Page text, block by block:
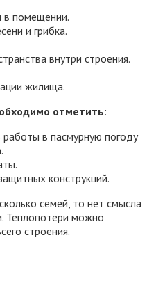
в помещении.
и грибка.
внутри строения.
жилища.
отметить:
в пасмурную погоду
конструкций.
семей, то нет смысла
Теплопотери можно
строения.